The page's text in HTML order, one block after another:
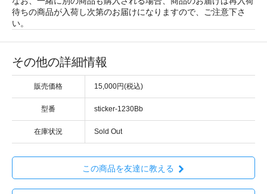
待ちの商品が入荷し次第のお届けになりますので、ご注意下さ
い。
その他の詳細情報
販売価格 15,000円(税込)
型番 sticker-1230Bb
在庫状況 Sold Out
この商品を友達に教える